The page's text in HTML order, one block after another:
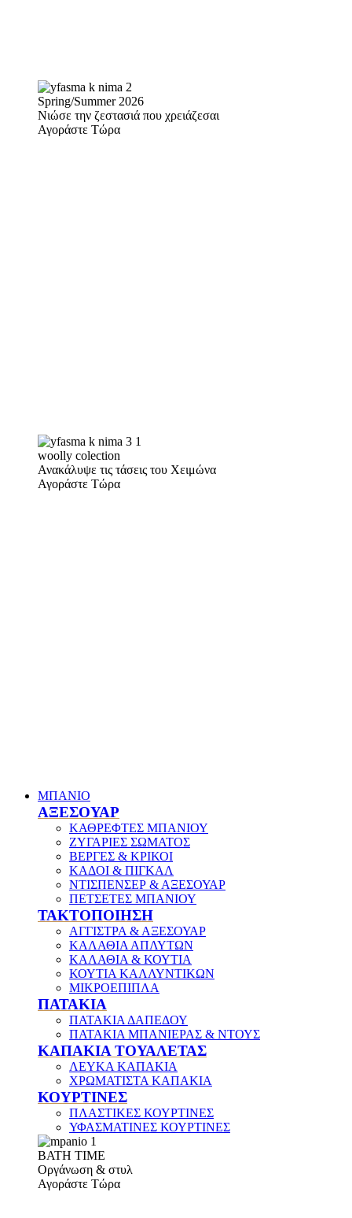
Spring/Summer 2026
Νιώσε την ζεστασιά που χρειάζεσαι
Αγοράστε Τώρα
woolly colection
Ανακάλυψε τις τάσεις του Χειμώνα
Αγοράστε Τώρα
ΜΠΑΝΙΟ
ΑΞΕΣΟΥΑΡ
ΚΑΘΡΕΦΤΕΣ ΜΠΑΝΙΟΥ
ΖΥΓΑΡΙΕΣ ΣΩΜΑΤΟΣ
ΒΕΡΓΕΣ & ΚΡΙΚΟΙ
ΚΑΔΟΙ & ΠΙΓΚΑΛ
ΝΤΙΣΠΕΝΣΕΡ & ΑΞΕΣΟΥΑΡ
ΠΕΤΣΕΤΕΣ ΜΠΑΝΙΟΥ
ΤΑΚΤΟΠΟΙΗΣΗ
ΑΓΓΙΣΤΡΑ & ΑΞΕΣΟΥΑΡ
ΚΑΛΑΘΙΑ ΑΠΛΥΤΩΝ
ΚΑΛΑΘΙΑ & ΚΟΥΤΙΑ
ΚΟΥΤΙΑ ΚΑΛΛΥΝΤΙΚΩΝ
ΜΙΚΡΟΕΠΙΠΛΑ
ΠΑΤΑΚΙΑ
ΠΑΤΑΚΙΑ ΔΑΠΕΔΟΥ
ΠΑΤΑΚΙΑ ΜΠΑΝΙΕΡΑΣ & ΝΤΟΥΣ
ΚΑΠΑΚΙΑ ΤΟΥΑΛΕΤΑΣ
ΛΕΥΚΑ ΚΑΠΑΚΙΑ
ΧΡΩΜΑΤΙΣΤΑ ΚΑΠΑΚΙΑ
ΚΟΥΡΤΙΝΕΣ
ΠΛΑΣΤΙΚΕΣ ΚΟΥΡΤΙΝΕΣ
ΥΦΑΣΜΑΤΙΝΕΣ ΚΟΥΡΤΙΝΕΣ
ΒΑΤΗ ΤΙΜΕ
Οργάνωση & στυλ
Αγοράστε Τώρα